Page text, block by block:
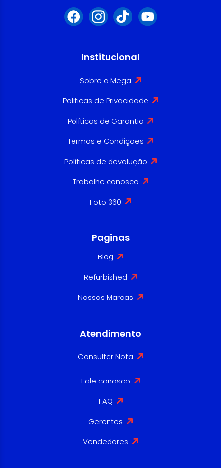
Institucional
Sobre a Mega
Politicas de Privacidade
Políticas de Garantia
Termos e Condições
Políticas de devolução
Trabalhe conosco
Foto 360
Paginas
Blog
Refurbished
Nossas Marcas
Atendimento
Consultar Nota
Fale conosco
FAQ
Gerentes
Vendedores